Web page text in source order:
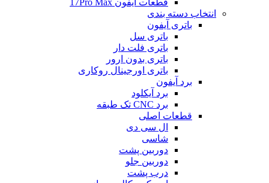
قطعات آیفون 17Pro Max
انتخاب دسته بندی
باتری آیفون
باتری سل
باتری فلت دار
باتری بدون ارور
باتری اورجینال روکاری
برد آیفون
برد آیکلود
برد CNC تک طبقه
قطعات اصلی
ال سی دی
شاسی
دوربین پشت
دوربین جلو
درب پشت